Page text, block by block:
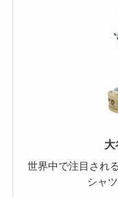
大
世界中で注目され
シャ